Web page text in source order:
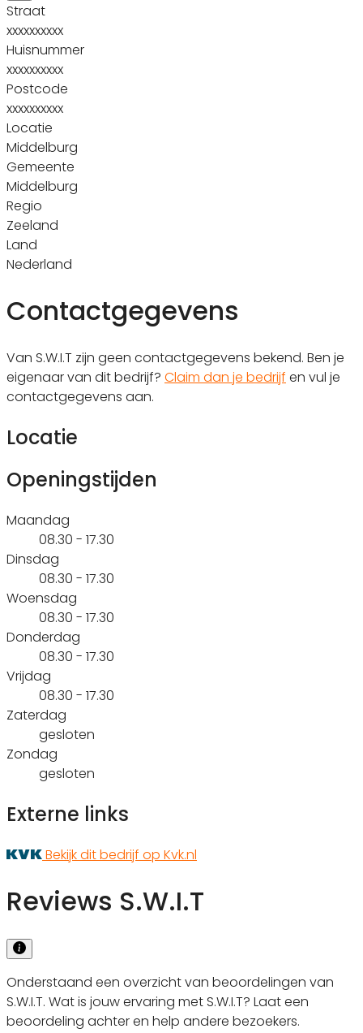
Straat
xxxxxxxxxx
Huisnummer
xxxxxxxxxx
Postcode
xxxxxxxxxx
Locatie
Middelburg
Gemeente
Middelburg
Regio
Zeeland
Land
Nederland
Contactgegevens
Van S.W.I.T zijn geen contactgegevens bekend. Ben je
eigenaar van dit bedrijf? Claim dan je bedrijf en vul je
contactgegevens aan.
Locatie
Openingstijden
Maandag
08.30 - 17.30
Dinsdag
08.30 - 17.30
Woensdag
08.30 - 17.30
Donderdag
08.30 - 17.30
Vrijdag
08.30 - 17.30
Zaterdag
gesloten
Zondag
gesloten
Externe links
Bekijk dit bedrijf op Kvk.nl
Reviews S.W.I.T
Onderstaand een overzicht van beoordelingen van
S.W.I.T. Wat is jouw ervaring met S.W.I.T? Laat een
beoordeling achter en help andere bezoekers.